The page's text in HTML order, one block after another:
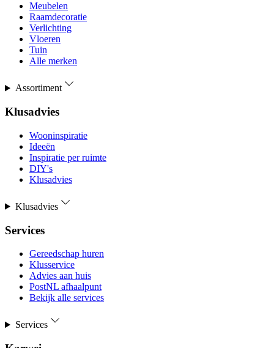
Meubelen
Raamdecoratie
Verlichting
Vloeren
Tuin
Alle merken
Assortiment
Klusadvies
Wooninspiratie
Ideeën
Inspiratie per ruimte
DIY's
Klusadvies
Klusadvies
Services
Gereedschap huren
Klusservice
Advies aan huis
PostNL afhaalpunt
Bekijk alle services
Services